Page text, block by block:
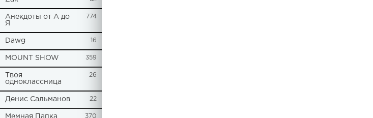
Анекдоты от А до
Я
774
Dawg 16
MOUNT SHOW 359
Твоя
одноклассница
26
Денис Сальманов 22
Мемная Папка 370